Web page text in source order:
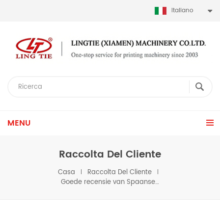
Italiano
MENU
Raccolta Del Cliente
Casa
Raccolta Del Cliente
Goede recensie van Spaanse klant over terugspoelmachine